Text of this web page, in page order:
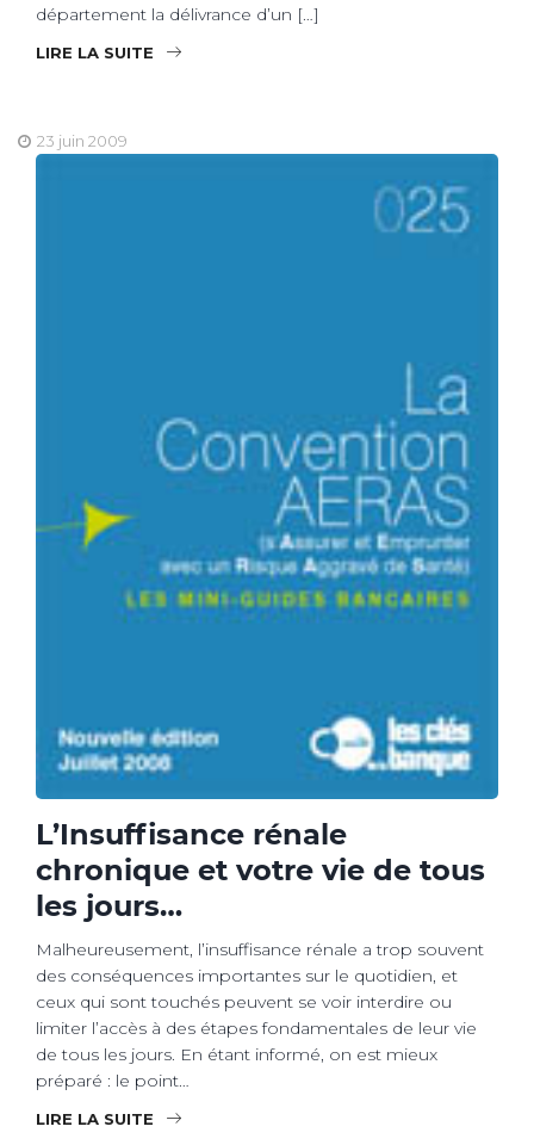
département la délivrance d’un […]
LIRE LA SUITE
23 juin 2009
L’Insuffisance rénale
chronique et votre vie de tous
les jours…
Malheureusement, l’insuffisance rénale a trop souvent
des conséquences importantes sur le quotidien, et
ceux qui sont touchés peuvent se voir interdire ou
limiter l’accès à des étapes fondamentales de leur vie
de tous les jours. En étant informé, on est mieux
préparé : le point…
LIRE LA SUITE